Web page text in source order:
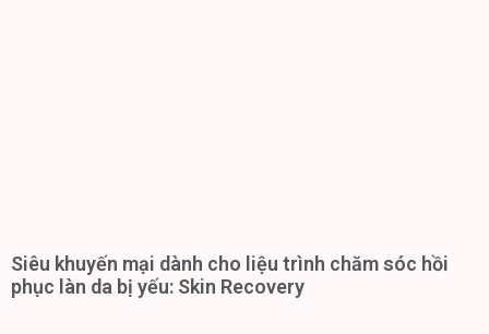
Siêu khuyến mại dành cho liệu trình chăm sóc hồi
phục làn da bị yếu: Skin Recovery